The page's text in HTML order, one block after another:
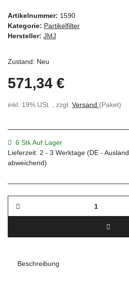
Artikelnummer: 1590
Kategorie: Partikelfilter
Hersteller: JMJ
Zustand: Neu
571,34 €
inkl. 19% USt. , zzgl. Versand (Paket)
6 Stk Auf Lager
Lieferzeit: 2 - 3 Werktage (DE - Ausland
abweichend)
Beschreibung